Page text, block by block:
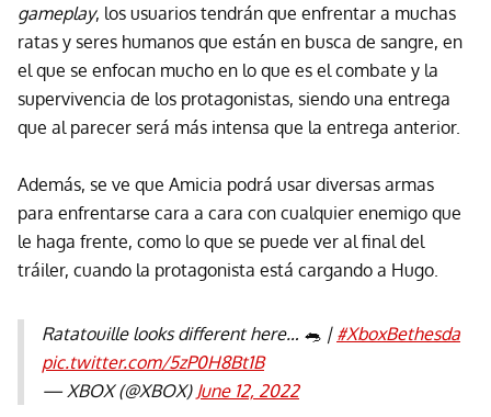
gameplay, los usuarios tendrán que enfrentar a muchas
ratas y seres humanos que están en busca de sangre, en
el que se enfocan mucho en lo que es el combate y la
supervivencia de los protagonistas, siendo una entrega
que al parecer será más intensa que la entrega anterior.
Además, se ve que Amicia podrá usar diversas armas
para enfrentarse cara a cara con cualquier enemigo que
le haga frente, como lo que se puede ver al final del
tráiler, cuando la protagonista está cargando a Hugo.
Ratatouille looks different here… 🐀 | #XboxBethesda
pic.twitter.com/5zP0H8Bt1B
— XBOX (@XBOX) June 12, 2022